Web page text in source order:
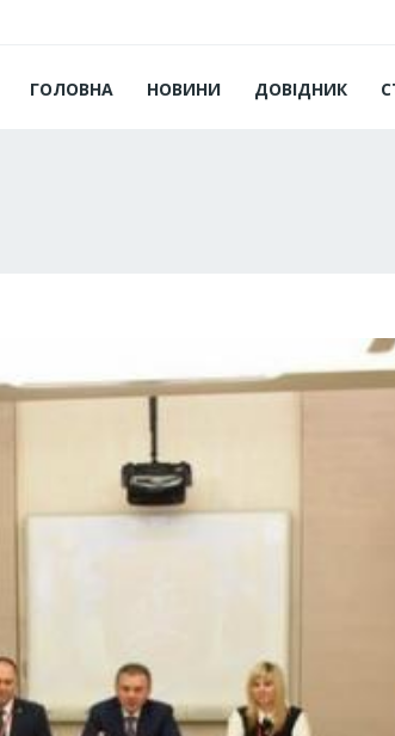
ГОЛОВНА НОВИНИ ДОВІДНИК